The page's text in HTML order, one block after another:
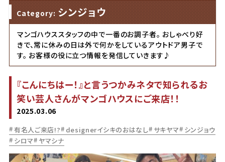
Category: シンジョウ
マンゴハウススタッフの中で一番のお調子者。 おしゃべり好
きで、常に休みの日は外で何かをしているアウトドア男子で
す。 お客様の役に立つ情報を発信していきます♪
『こんにちはー！』と言うつかみネタで知られるお
笑い芸人さんがマンゴハウスにご来店！！
2025.03.06
有名人ご来店!? designerイシキのおはなし サキヤマ
シンジョウ
シロマ ヤマシナ